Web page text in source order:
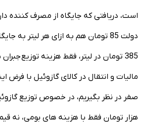
دولت 85 تومان هم به ازای هر لیتر به
385 تومان در لیتر، فقط هزینه توزیع
مالیات و انتقال در کالای گازوئیل با فرض
صفر در نظر بگیریم، در خصوص توزیع
هزار تومان فقط با هزینه های بومی، نه